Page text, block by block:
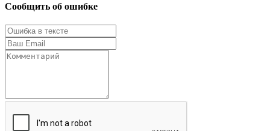
Сообщить об ошибке